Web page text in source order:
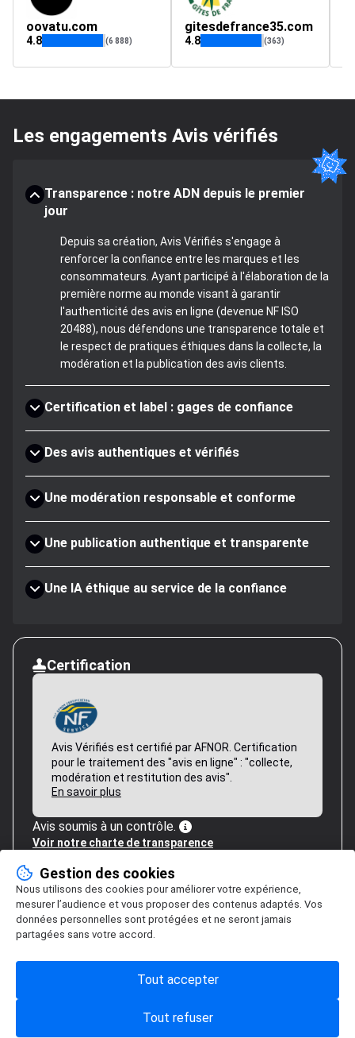
oovatu.com
4.8 (6 888)
gitesdefrance35.com
4.8 (363)
Les engagements Avis vérifiés
Transparence : notre ADN depuis le premier
jour
Depuis sa création, Avis Vérifiés s'engage à
renforcer la confiance entre les marques et les
consommateurs. Ayant participé à l'élaboration de la
première norme au monde visant à garantir
l'authenticité des avis en ligne (devenue NF ISO
20488), nous défendons une transparence totale et
le respect de pratiques éthiques dans la collecte, la
modération et la publication des avis clients.
Certification et label : gages de confiance
Des avis authentiques et vérifiés
Une modération responsable et conforme
Une publication authentique et transparente
Une IA éthique au service de la confiance
Certification
Avis Vérifiés est certifié par AFNOR. Certification
pour le traitement des "avis en ligne" : "collecte,
modération et restitution des avis".
En savoir plus
Avis soumis à un contrôle.
Voir notre charte de transparence
Gestion des cookies
Nous utilisons des cookies pour améliorer votre expérience,
mesurer l’audience et vous proposer des contenus adaptés. Vos
données personnelles sont protégées et ne seront jamais
partagées sans votre accord.
Tout refuser
Tout accepter